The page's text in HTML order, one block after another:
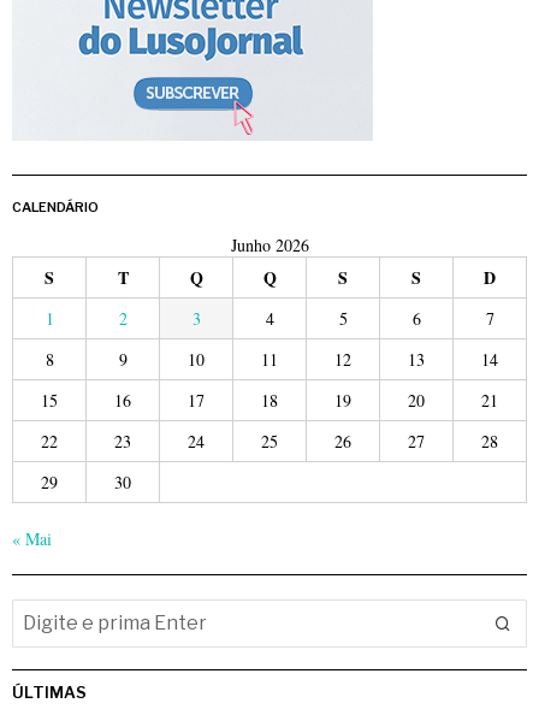
CALENDÁRIO
Junho 2026
S T Q Q S S D
1 2 3 4 5 6
7
8
9 10 11 12 13
14
15
16 17 18 19 20
21
22
23 24 25 26 27
28
29
30
« Mai
ÚLTIMAS